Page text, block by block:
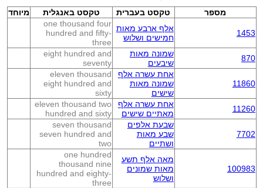
מספר טקסט בעברית טקסט באנגלית מיוחד
1453
אלף ארבע מאות
חמישים ושלוש
one thousand four
hundred and fifty-
three
870
שמונה מאות
שיבעים
eight hundred and
seventy
11860
אחת עשרה אלף
שמונה מאות
שישים
eleven thousand
eight hundred and
sixty
11260
אחת עשרה אלף
מאתיים שישים
eleven thousand two
hundred and sixty
7702
שבעת אלפים
שבע מאות
ושתיים
seven thousand
seven hundred and
two
100983
מאה אלף תשע
מאות שמונים
ושלוש
one hundred
thousand nine
hundred and eighty-
three